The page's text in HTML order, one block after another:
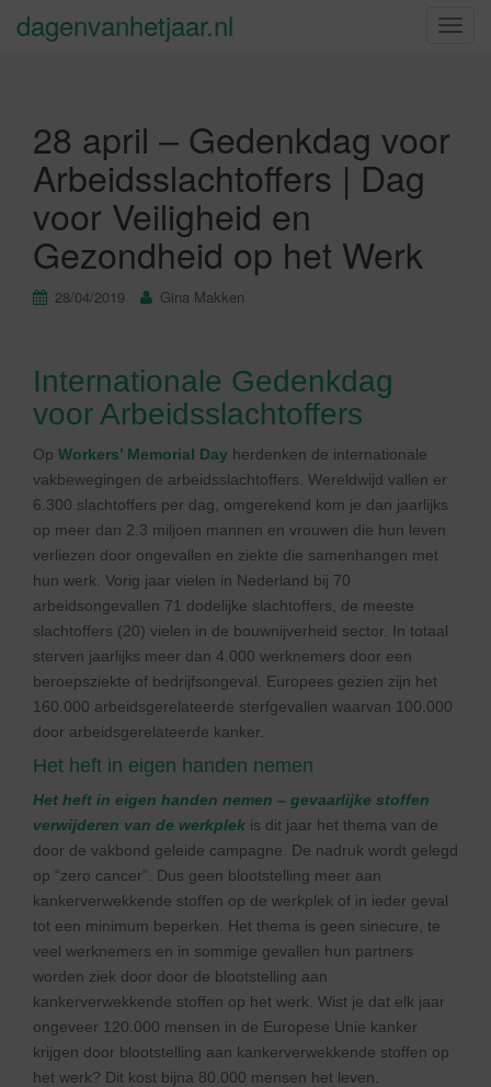
S
dagenvanhetjaar.nl
28 april – Gedenkdag voor
Arbeidsslachtoffers | Dag
voor Veiligheid en
Gezondheid op het Werk
28/04/2019 Gina Makken
Internationale Gedenkdag
voor Arbeidsslachtoffers
Op Workers’ Memorial Day herdenken de internationale
vakbewegingen de arbeidsslachtoffers. Wereldwijd vallen er
6.300 slachtoffers per dag, omgerekend kom je dan jaarlijks
op meer dan 2.3 miljoen mannen en vrouwen die hun leven
verliezen door ongevallen en ziekte die samenhangen met
hun werk. Vorig jaar vielen in Nederland bij 70
arbeidsongevallen 71 dodelijke slachtoffers, de meeste
slachtoffers (20) vielen in de bouwnijverheid sector. In totaal
sterven jaarlijks meer dan 4.000 werknemers door een
beroepsziekte of bedrijfsongeval. Europees gezien zijn het
160.000 arbeidsgerelateerde sterfgevallen waarvan 100.000
door arbeidsgerelateerde kanker.
Het heft in eigen handen nemen
Het heft in eigen handen nemen – gevaarlijke stoffen
verwijderen van de werkplek is dit jaar het thema van de
door de vakbond geleide campagne. De nadruk wordt gelegd
op “zero cancer”. Dus geen blootstelling meer aan
kankerverwekkende stoffen op de werkplek of in ieder geval
tot een minimum beperken. Het thema is geen sinecure, te
veel werknemers en in sommige gevallen hun partners
worden ziek door door de blootstelling aan
kankerverwekkende stoffen op het werk. Wist je dat elk jaar
ongeveer 120.000 mensen in de Europese Unie kanker
krijgen door blootstelling aan kankerverwekkende stoffen op
het werk? Dit kost bijna 80.000 mensen het leven.